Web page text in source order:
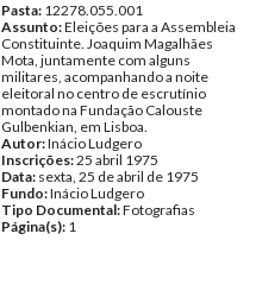
Pasta: 12278.055.001
Assunto:Eleições para a Assembleia
Constituinte. Joaquim Magalhães
Mota, juntamente com alguns
militares, acompanhando a noite
eleitoral no centro de escrutínio
montado na Fundação Calouste
Gulbenkian, em Lisboa.
Autor:Inácio Ludgero
Inscrições:25 abril 1975
Data: sexta, 25 de abril de 1975
Fundo:Inácio Ludgero
Tipo Documental:Fotografias
Página(s): 1